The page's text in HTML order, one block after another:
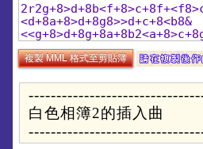
複製 MML 格式至剪貼簿
白色相簿2的插入曲